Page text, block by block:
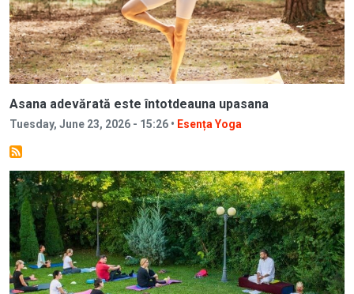
Asana adevărată este întotdeauna upasana
Tuesday, June 23, 2026 - 15:26 • Esența Yoga
Image